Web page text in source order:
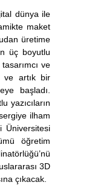
dünya ile
maket
üretime
üç boyutlu
ve
ve artık bir
başladı.
yazıcıların
ilham
Üniversitesi
öğretim
3D
çıkacak.